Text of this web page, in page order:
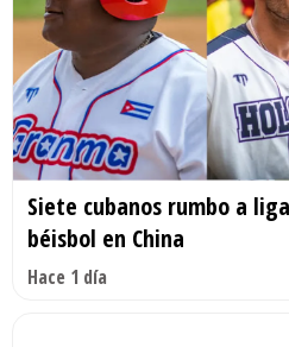
Siete cubanos rumbo a
béisbol en China
Hace 1 día